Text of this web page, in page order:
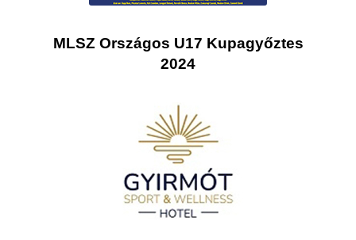
MLSZ Országos U17 Kupagyőztes
2024